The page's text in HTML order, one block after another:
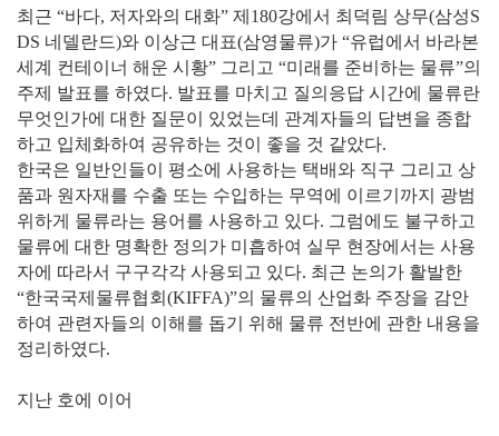
최근 “바다, 저자와의 대화” 제180강에서 최덕림 상무(삼성S
DS 네델란드)와 이상근 대표(삼영물류)가 “유럽에서 바라본
세계 컨테이너 해운 시황” 그리고 “미래를 준비하는 물류”의
주제 발표를 하였다. 발표를 마치고 질의응답 시간에 물류란
무엇인가에 대한 질문이 있었는데 관계자들의 답변을 종합
하고 입체화하여 공유하는 것이 좋을 것 같았다.
한국은 일반인들이 평소에 사용하는 택배와 직구 그리고 상
품과 원자재를 수출 또는 수입하는 무역에 이르기까지 광범
위하게 물류라는 용어를 사용하고 있다. 그럼에도 불구하고
물류에 대한 명확한 정의가 미흡하여 실무 현장에서는 사용
자에 따라서 구구각각 사용되고 있다. 최근 논의가 활발한
“한국국제물류협회(KIFFA)”의 물류의 산업화 주장을 감안
하여 관련자들의 이해를 돕기 위해 물류 전반에 관한 내용을
정리하였다.
지난 호에 이어